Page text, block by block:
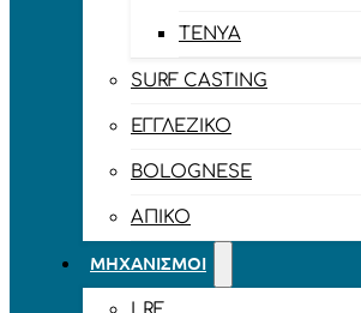
TENYA
SURF CASTING
ΕΓΓΛΈΖΙΚΟ
BOLOGNESE
ΑΠΊΚΟ
ΜΗΧΑΝΙΣΜΟΊ